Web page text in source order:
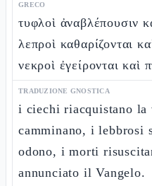
GRECO
τυφλοὶ ἀναβλέπουσιν
λεπροὶ καθαρίζονται
νεκροὶ ἐγείρονται καὶ
TRADUZIONE GNOSTICA
i ciechi riacquistano
camminano, i
odono, i morti
annunciato il Vangelo.